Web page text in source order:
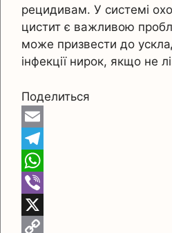
рецидивам. У системі
цистит є важливою
може призвести до
інфекції нирок, якщо не
Поделиться
E
m
a
T
e
e
W
h
a
V
X